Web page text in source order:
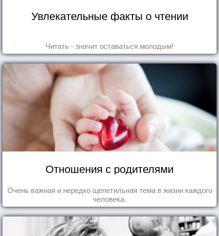
Увлекательные факты о чтении
Читать - значит оставаться молодым!
Отношения с родителями
Очень важная и нередко щепетильная тема в жизни каждого
человека.